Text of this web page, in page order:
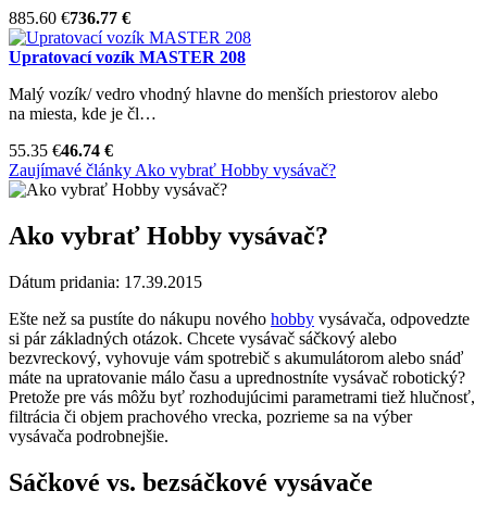
885.60 €736.77 €
Upratovací vozík MASTER 208
Malý vozík/ vedro vhodný hlavne do menších priestorov alebo
na miesta, kde je čl…
55.35 €46.74 €
Zaujímavé články Ako vybrať Hobby vysávač?
Ako vybrať Hobby vysávač?
Dátum pridania: 17.39.2015
Ešte než sa pustíte do nákupu nového hobby vysávača, odpovedzte
si pár základných otázok. Chcete vysávač sáčkový alebo
bezvreckový, vyhovuje vám spotrebič s akumulátorom alebo snáď
máte na upratovanie málo času a uprednostníte vysávač robotický?
Pretože pre vás môžu byť rozhodujúcimi parametrami tiež hlučnosť,
filtrácia či objem prachového vrecka, pozrieme sa na výber
vysávača podrobnejšie.
Sáčkové vs. bezsáčkové vysávače